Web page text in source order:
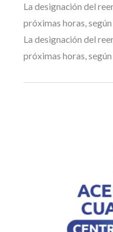
La designación del
próximas horas,
La designación del
próximas horas,